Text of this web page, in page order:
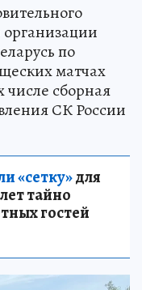
по
матчах
числе сборная
СК России
«сетку»для
тайно
гостей